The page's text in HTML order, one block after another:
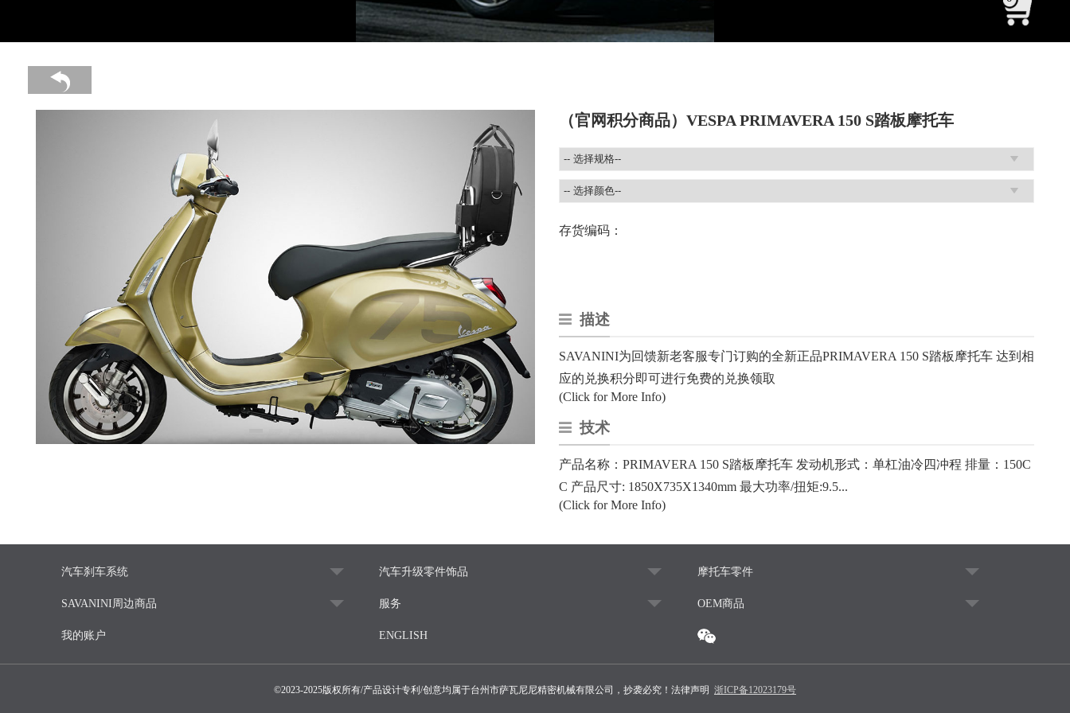
（官网积分商品）VESPA PRIMAVERA 150 S踏板摩托车
存货编码：
描述
SAVANINI为回馈新老客服专门订购的全新正品PRIMAVERA 150 S踏板摩托车 达到相
应的兑换积分即可进行免费的兑换领取
(Click for More Info)
技术
产品名称：PRIMAVERA 150 S踏板摩托车 发动机形式：单杠油冷四冲程 排量：150C
C 产品尺寸: 1850X735X1340mm 最大功率/扭矩:9.5...
(Click for More Info)
汽车刹车系统 汽车升级零件饰品 摩托车零件
SAVANINI周边商品 服务 OEM商品
我的账户 ENGLISH
©2023-2025版权所有/产品设计专利/创意均属于台州市萨瓦尼尼精密机械有限公司，抄袭必究！法律声明 浙ICP备12023179号